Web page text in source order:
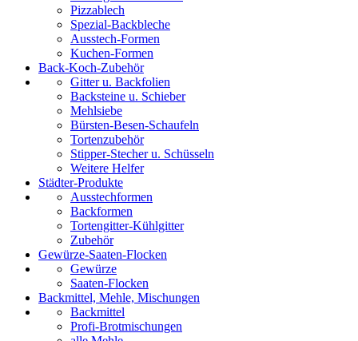
Pizzablech
Spezial-Backbleche
Ausstech-Formen
Kuchen-Formen
Back-Koch-Zubehör
Gitter u. Backfolien
Backsteine u. Schieber
Mehlsiebe
Bürsten-Besen-Schaufeln
Tortenzubehör
Stipper-Stecher u. Schüsseln
Weitere Helfer
Städter-Produkte
Ausstechformen
Backformen
Tortengitter-Kühlgitter
Zubehör
Gewürze-Saaten-Flocken
Gewürze
Saaten-Flocken
Backmittel, Mehle, Mischungen
Backmittel
Profi-Brotmischungen